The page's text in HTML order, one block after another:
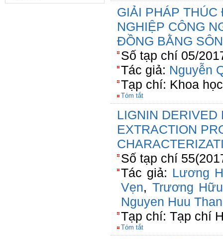
GIẢI PHÁP
NGHIỆP CÔNG
ĐỒNG BẰNG
Số tạp chí 05/
Tác giả: Nguyễn
Tạp chí: Khoa
Tóm tắt
LIGNIN DERIVED
EXTRACTION
Số tạp chí
Tác giả: Lương
Vẹn, Trương
Nguyen Huu
Tạp chí: Tạp chí
Tóm tắt